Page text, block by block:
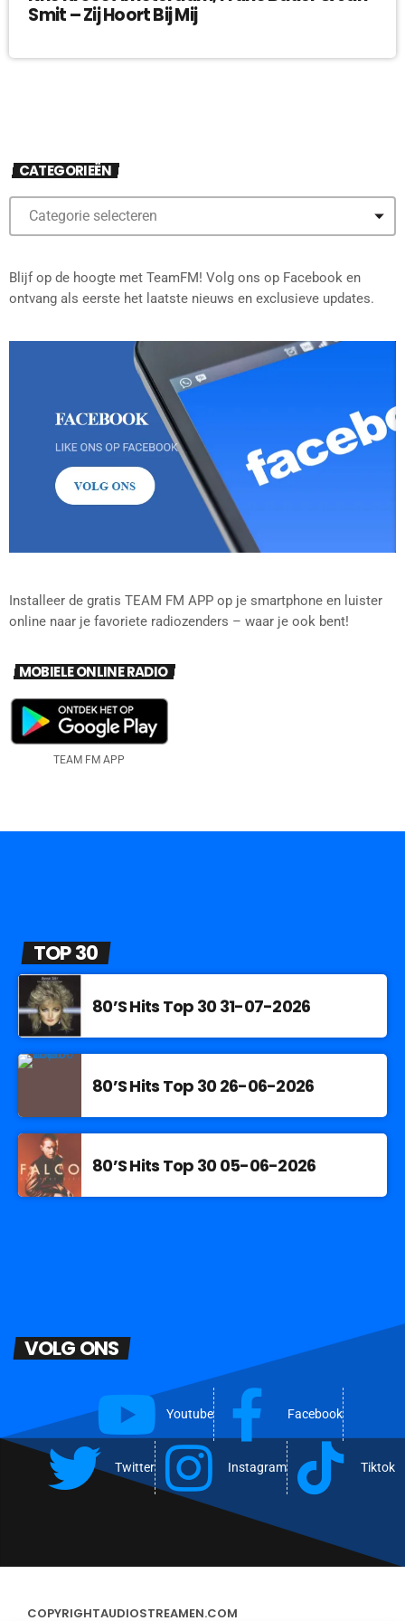
Smit – Zij Hoort Bij Mij
CATEGORIEËN
Blijf op de hoogte met TeamFM! Volg ons op Facebook en
ontvang als eerste het laatste nieuws en exclusieve updates.
Installeer de gratis TEAM FM APP op je smartphone en luister
online naar je favoriete radiozenders – waar je ook bent!
MOBIELE ONLINE RADIO
TEAM FM APP
TOP 30
80’S Hits Top 30 31-07-2026
80’S Hits Top 30 26-06-2026
80’S Hits Top 30 05-06-2026
VOLG ONS
Youtube Facebook
Twitter Instagram Tiktok
COPYRIGHTAUDIOSTREAMEN.COM